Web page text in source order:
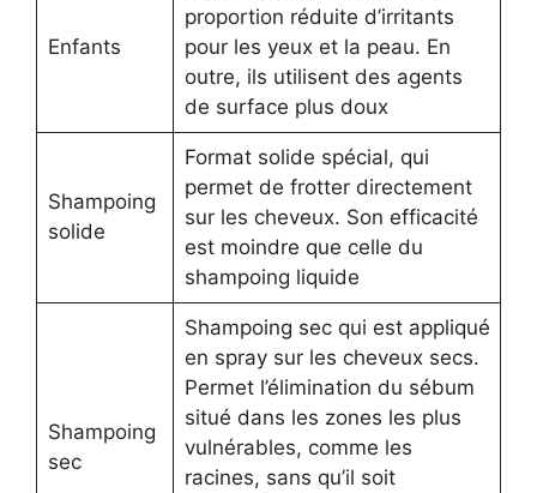
Enfants
proportion réduite d’irritants
pour les yeux et la peau. En
outre, ils utilisent des agents
de surface plus doux
Shampoing
solide
Format solide spécial, qui
permet de frotter directement
sur les cheveux. Son efficacité
est moindre que celle du
shampoing liquide
Shampoing
sec
Shampoing sec qui est appliqué
en spray sur les cheveux secs.
Permet l’élimination du sébum
situé dans les zones les plus
vulnérables, comme les
racines, sans qu’il soit